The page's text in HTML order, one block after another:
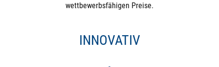
Ventil benötigen, dass nur selten schaltet und dann
wettbewerbsfähigen Preise.
INNOVATIV